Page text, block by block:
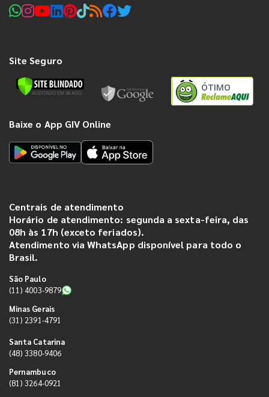
Site Seguro
ÓTIMO
Baixe o App GIV Online
Centrais de atendimento
Horário de atendimento: segunda a sexta-feira, das
08h às 17h (exceto feriados).
Atendimento via WhatsApp disponível para todo o
Brasil.
São Paulo
(11) 4003-9879
Minas Gerais
(31) 2391-4791
Santa Catarina
(48) 3380-9406
Pernambuco
(81) 3264-0921